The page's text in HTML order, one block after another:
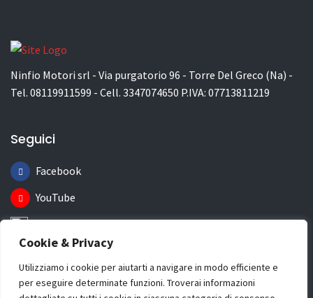
Cookie & Privacy
Utilizziamo i cookie per aiutarti a navigare in modo efficiente e
per eseguire determinate funzioni. Troverai informazioni
Ninfio Motori srl - Via purgatorio 96 - Torre Del Greco (Na) -
Tel. 08119911599 - Cell. 3347074650 P.IVA: 07713811219
Seguici
Facebook
YouTube
Instagram
Informazioni